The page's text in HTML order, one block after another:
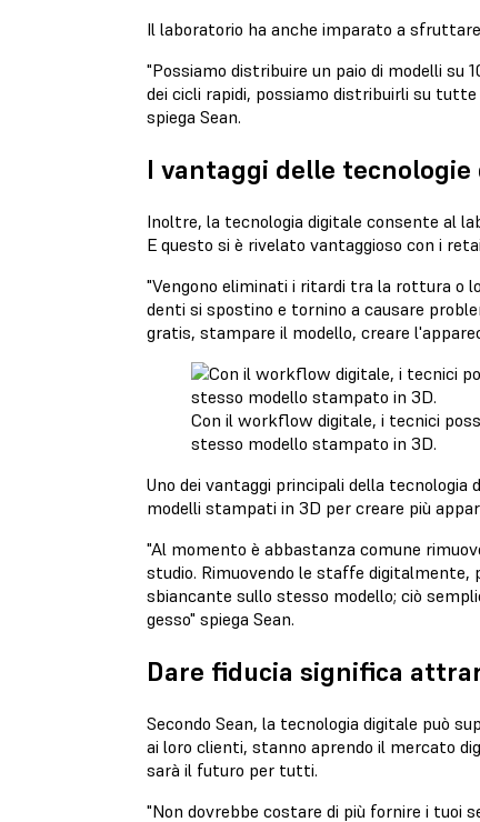
Il laboratorio ha anche imparato a
"Possiamo distribuire un paio di modelli su
dei cicli rapidi, possiamo distribuirli su
spiega Sean.
I vantaggi delle
Inoltre, la tecnologia digitale consente al
E questo si è rivelato vantaggioso con i
"Vengono eliminati i ritardi tra la rottura o
denti si spostino e tornino a causare
gratis, stampare il modello, creare
Con il workflow digitale, i tecnici
stesso modello stampato in 3D.
Uno dei vantaggi principali della
modelli stampati in 3D per creare più
"Al momento è abbastanza comune
studio. Rimuovendo le staffe digitalmente,
sbiancante sullo stesso modello; ciò
gesso" spiega Sean.
Dare fiducia significa
Secondo Sean, la tecnologia digitale può
ai loro clienti, stanno aprendo il mercato
sarà il futuro per tutti.
"Non dovrebbe costare di più fornire i tuoi